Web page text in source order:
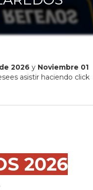
2026 y Noviembre 01
asistir haciendo click
2026